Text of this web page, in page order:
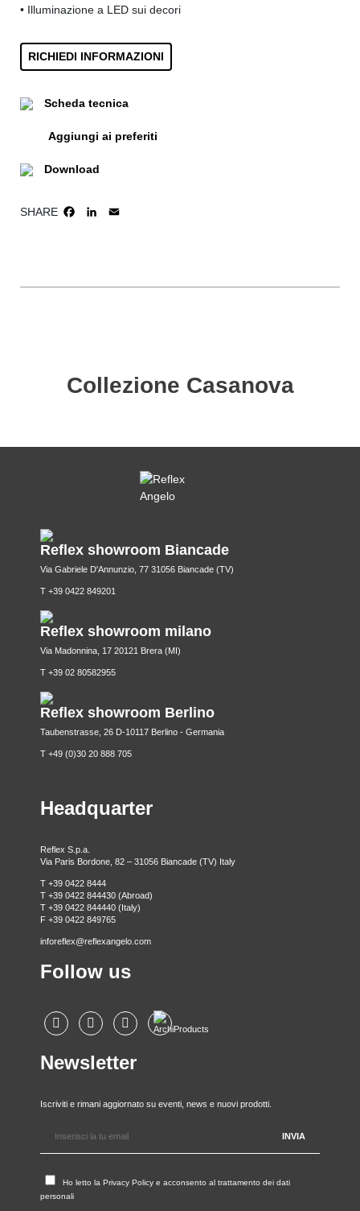
• Illuminazione a LED sui decori
RICHIEDI INFORMAZIONI
Scheda tecnica
Aggiungi ai preferiti
Download
SHARE FACEBOOK
LINKEDIN
Collezione Casanova
Reflex showroom Biancade
Via Gabriele D'Annunzio, 77 31056 Biancade (TV)
T +39 0422 849201
Reflex showroom milano
Via Madonnina, 17 20121 Brera (MI)
T +39 02 80582955
Reflex showroom Berlino
Taubenstrasse, 26 D-10117 Berlino - Germania
T +49 (0)30 20 888 705
Headquarter
Reflex S.p.a.
Via Paris Bordone, 82 – 31056 Biancade (TV) Italy
T +39 0422 8444
T +39 0422 844430 (Abroad)
T +39 0422 844440 (Italy)
F +39 0422 849765
inforeflex@reflexangelo.com
Follow us
Newsletter
Iscriviti e rimani aggiornato su eventi, news e nuovi prodotti.
Ho letto la Privacy Policy e acconsento al trattamento dei dati
personali